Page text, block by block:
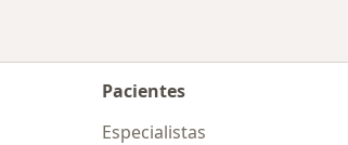
Pacientes
Especialistas